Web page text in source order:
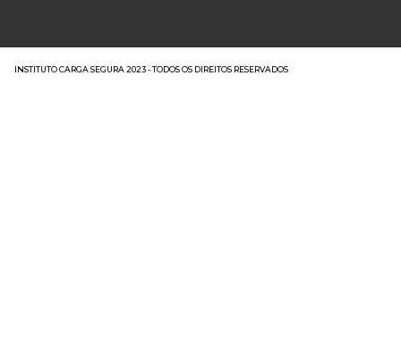
INSTITUTO CARGA SEGURA 2023 - TODOS OS DIREITOS RESERVADOS